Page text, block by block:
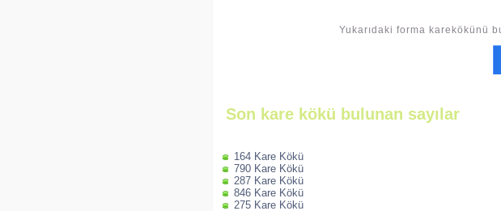
Yukarıdaki forma karekökünü
Son kare kökü bulunan sayılar
164 Kare Kökü
790 Kare Kökü
287 Kare Kökü
846 Kare Kökü
275 Kare Kökü